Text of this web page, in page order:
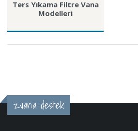
Ters Yıkama Filtre Vana
Modelleri
zvana destek